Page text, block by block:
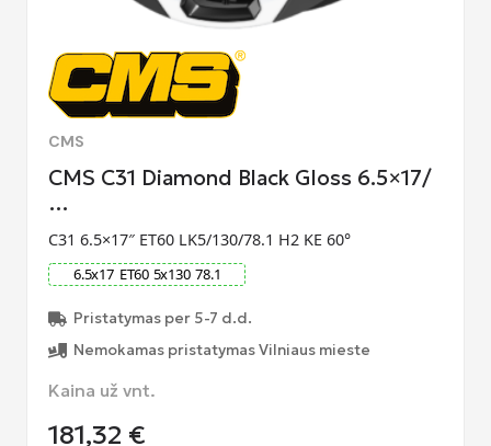
CMS
CMS C31 Diamond Black Gloss 6.5×17/
…
C31 6.5×17″ ET60 LK5/130/78.1 H2 KE 60°
6.5x17 ET60 5x130 78.1
Pristatymas per 5-7 d.d.
Nemokamas pristatymas Vilniaus mieste
Kaina už vnt.
181,32 €